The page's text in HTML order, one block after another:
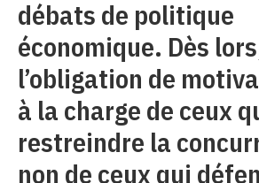
débats de politique
économique. Dès
l’obligation de
à la charge de ceux
restreindre la
non de ceux qui